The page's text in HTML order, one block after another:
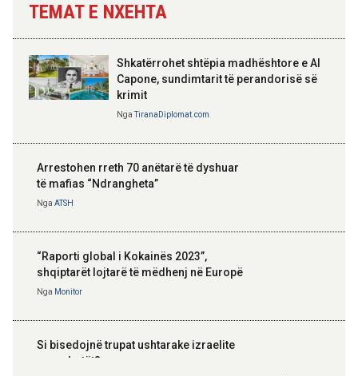
TEMAT E NXEHTA
Shkatërrohet shtëpia madhështore e Al
Capone, sundimtarit të perandorisë së
krimit
NgaTiranaDiplomat.com
Arrestohen rreth 70 anëtarë të dyshuar
të mafias “Ndrangheta”
Nga ATSH
“Raporti global i Kokainës 2023”,
shqiptarët lojtarë të mëdhenj në Europë
Nga Monitor
Si bisedojnë trupat ushtarake izraelite
me robotët?